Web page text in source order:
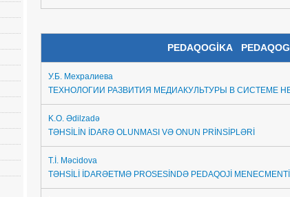
PEDAQOGİKA
У.Б. Мехралиева
ТЕХНОЛОГИИ РАЗВИТИЯ МЕДИАКУЛЬТУРЫ В СИСТЕМЕ
K.O. Ədilzadə
TƏHSİLİN İDARƏ OLUNMASI VƏ ONUN PRİNSİPLƏRİ
T.İ. Məcidova
TƏHSİLİ İDARƏETMƏ PROSESİNDƏ PEDAQOJİ